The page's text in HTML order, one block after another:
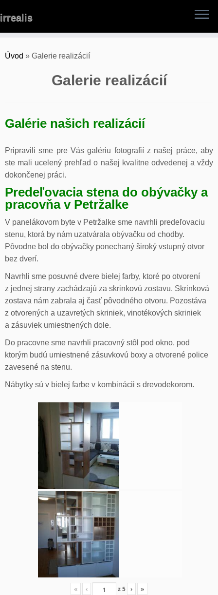
to
irrealis
Úvod » Galerie realizácií
Galerie realizácií
Galérie našich realizácií
Pripravili sme pre Vás galériu fotografií z našej práce, aby
ste mali ucelený prehľad o našej kvalitne odvedenej a vždy
dokončenej práci.
Predeľovacia stena do obývačky a
pracovňa v Petržalke
V panelákovom byte v Petržalke sme navrhli predeľovaciu
stenu, ktorá by nám uzatvárala obývačku od chodby.
Pôvodne bol do obývačky ponechaný široký vstupný otvor
bez dverí.
Navrhli sme posuvné dvere bielej farby, ktoré po otvorení
z jednej strany zachádzajú za skrinkovú zostavu. Skrinková
zostava nám zabrala aj časť pôvodného otvoru. Pozostáva
z otvorených a uzavretých skriniek, vinotékových skriniek
a zásuviek umiestnených dole.
Do pracovne sme navrhli pracovný stôl pod okno, pod
ktorým budú umiestnené zásuvkovú boxy a otvorené police
zavesené na stenu.
Nábytky sú v bielej farbe v kombinácii s drevodekorom.
« ‹ z5 › »